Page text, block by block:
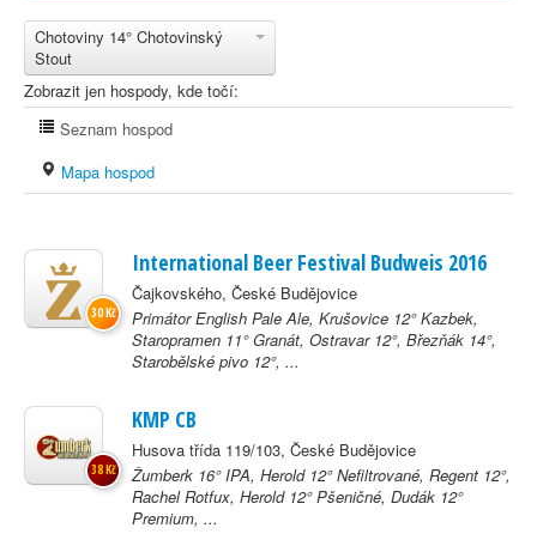
Chotoviny 14° Chotovinský
Stout
Zobrazit jen hospody, kde točí:
Seznam hospod
Mapa hospod
International Beer Festival Budweis 2016
Čajkovského, České Budějovice
Primátor English Pale Ale, Krušovice 12° Kazbek,
Staropramen 11° Granát, Ostravar 12°, Březňák 14°,
Starobělské pivo 12°, ...
30 Kč
KMP CB
Husova třída 119/103, České Budějovice
Žumberk 16° IPA, Herold 12° Nefiltrované, Regent 12°,
Rachel Rotfux, Herold 12° Pšeničné, Dudák 12°
Premium, ...
38 Kč